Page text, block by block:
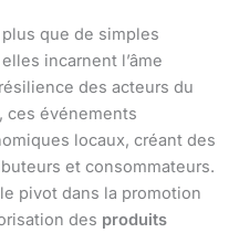
que de simples
incarnent l’âme
des acteurs du
ces événements
locaux, créant des
et consommateurs.
pivot dans la promotion
des produits